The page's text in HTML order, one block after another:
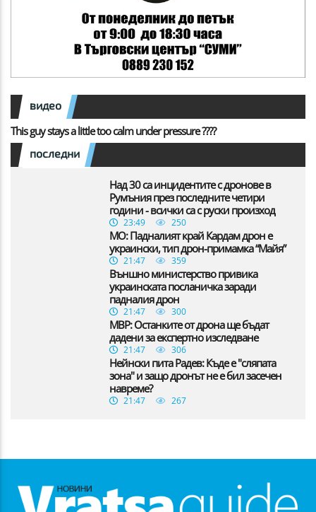
видео
This guy stays a little too calm under pressure ????
последни
Над 30 са инцидентите с дронове в
Румъния през последните четири
години - всички са с руски произход
23:49 250
МО: Падналият край Кардам дрон е
украински, тип дрон-примамка “Майя”
21:47 359
Външно министерство привика
украинската посланичка заради
падналия дрон
21:47 300
МВР: Останките от дрона ще бъдат
дадени за експертно изследване
21:47 306
Нейнски пита Радев: Къде е "сляпата
зона" и защо дронът не е бил засечен
навреме?
21:47 267